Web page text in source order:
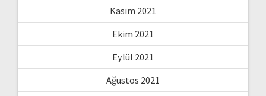
Kasım 2021
Ekim 2021
Eylül 2021
Ağustos 2021